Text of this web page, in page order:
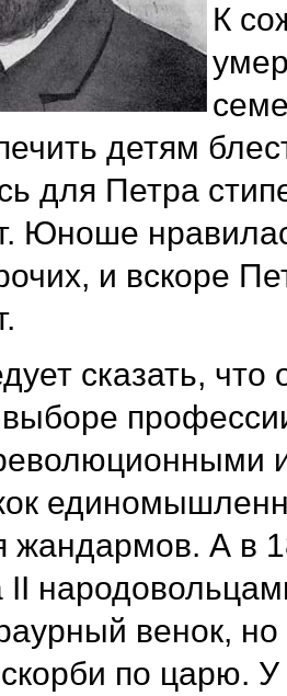
К
детям
для Петра
Юноше
и вскоре
сказать,
жандармов. А в
венок,
по царю. У